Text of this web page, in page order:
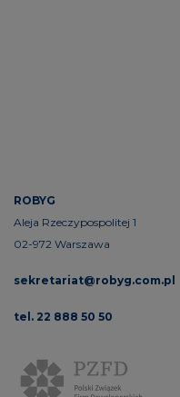
ROBYG
Aleja Rzeczypospolitej 1
02-972 Warszawa
sekretariat@robyg.com.pl
tel. 22 888 50 50